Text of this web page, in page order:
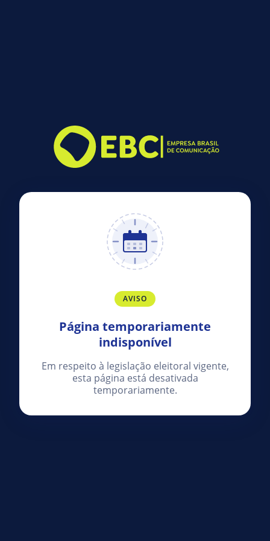
AVISO
Página temporariamente
indisponível
Em respeito à legislação eleitoral vigente,
esta página está desativada
temporariamente.